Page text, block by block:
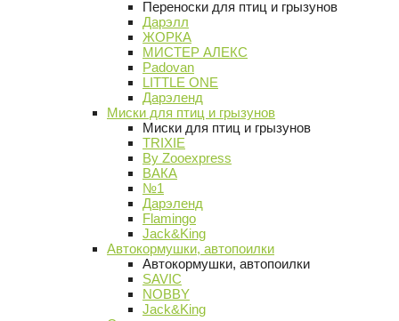
Переноски для птиц и грызунов
Дарэлл
ЖОРКА
МИСТЕР АЛЕКС
Padovan
LITTLE ONE
Дарэленд
Миски для птиц и грызунов
Миски для птиц и грызунов
TRIXIE
By Zooexpress
ВАКА
№1
Дарэленд
Flamingo
Jack&King
Автокормушки, автопоилки
Автокормушки, автопоилки
SAVIC
NOBBY
Jack&King